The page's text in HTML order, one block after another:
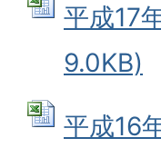
平成17
9.0KB)
平成16